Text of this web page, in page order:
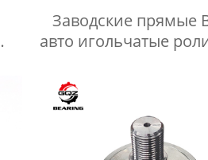
Заводские прямые
авто игольчатые